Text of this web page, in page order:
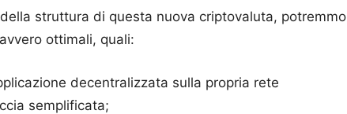
struttura di questa nuova criptovaluta, potremmo
ottimali, quali:
decentralizzata sulla propria rete
semplificata;